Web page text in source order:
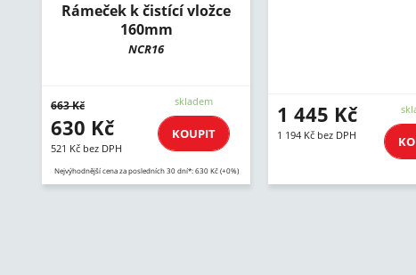
Rámeček k čistící vložce
160mm
NCR16
663 Kč
630 Kč
521 Kč bez DPH
skladem
KOUPIT
Nejvýhodnější cena za posledních 30 dní*: 630 Kč (+0%)
1 445 Kč
1 194 Kč bez DPH